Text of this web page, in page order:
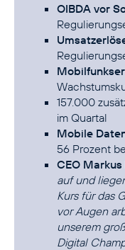
OIBDA vor
157.000
im Quartal
Mobile
56 Prozent
CEO Markus
auf und
Kurs für das
vor Augen
unserem
Digital